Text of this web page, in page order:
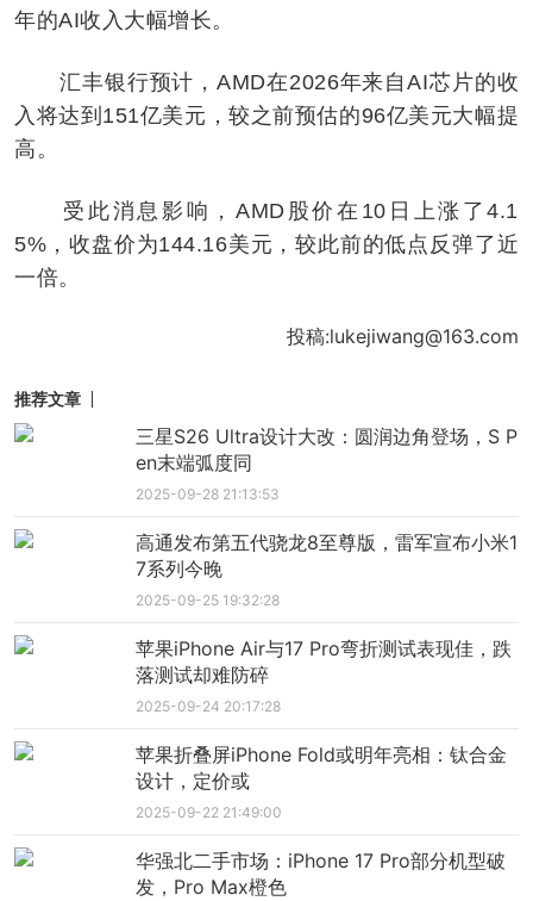
年的AI收入大幅增长。
汇丰银行预计，AMD在2026年来自AI芯片的收
入将达到151亿美元，较之前预估的96亿美元大幅提
高。
受此消息影响，AMD股价在10日上涨了4.1
5%，收盘价为144.16美元，较此前的低点反弹了近
一倍。
投稿:lukejiwang@163.com
推荐文章
三星S26 Ultra设计大改：圆润边角登场，S P
en末端弧度同
2025-09-28 21:13:53
高通发布第五代骁龙8至尊版，雷军宣布小米1
7系列今晚
2025-09-25 19:32:28
苹果iPhone Air与17 Pro弯折测试表现佳，跌
落测试却难防碎
2025-09-24 20:17:28
苹果折叠屏iPhone Fold或明年亮相：钛合金
设计，定价或
2025-09-22 21:49:00
华强北二手市场：iPhone 17 Pro部分机型破
发，Pro Max橙色